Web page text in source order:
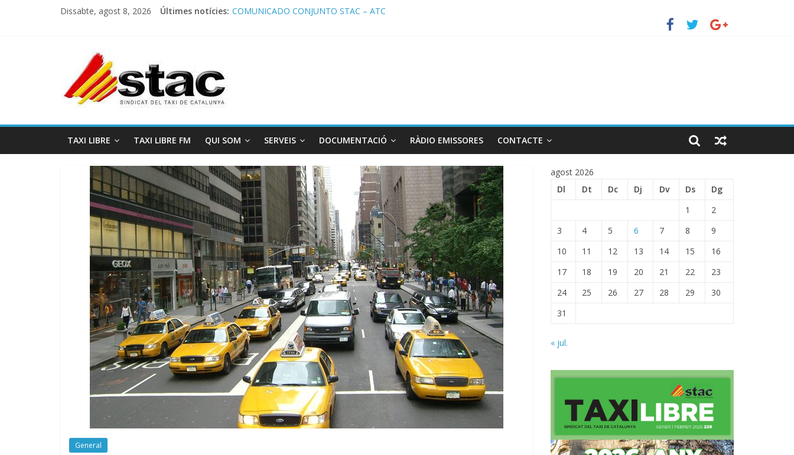
Dissabte, agost 8, 2026 Últimes notícies: COMUNICADO CONJUNTO STAC – ATC
TAXI LIBRE TAXI LIBRE FM QUI SOM SERVEIS DOCUMENTACIÓ RÀDIO EMISSORES CONTACTE
General
agost 2026
Dl
Dt Dc Dj Dv Ds
Dg
1
2
3
4 5 6 7 8
9
10
11 12 13 14 15
16
17
18 19 20 21 22
23
24
25 26 27 28 29
30
31
« jul.